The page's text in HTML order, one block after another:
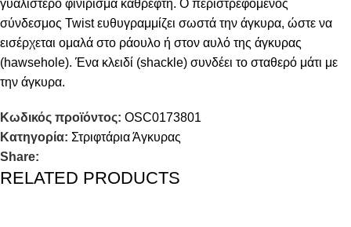
γυαλιστερό φινίρισμα καθρέφτη. Ο περιστρεφόμενος
σύνδεσμος Twist ευθυγραμμίζει σωστά την άγκυρα, ώστε να
εισέρχεται ομαλά στο ράουλο ή στον αυλό της άγκυρας
(hawsehole). Ένα κλειδί (shackle) συνδέει το σταθερό μάτι με
την άγκυρα.
Κωδικός προϊόντος: OSC0173801
Κατηγορία: Στριφτάρια Άγκυρας
Share:
RELATED PRODUCTS